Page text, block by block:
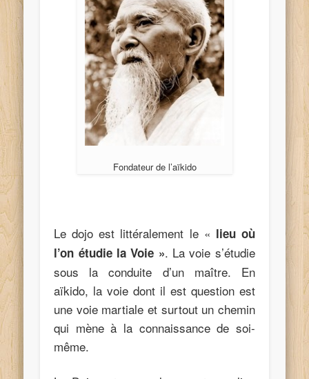
Fondateur de l’aïkido
Le dojo est littéralement le « lieu où
l’on étudie la Voie ». La voie s’étudie
sous la conduite d’un maître. En
aïkido, la voie dont il est question est
une voie martiale et surtout un chemin
qui mène à la connaissance de soi-
même.